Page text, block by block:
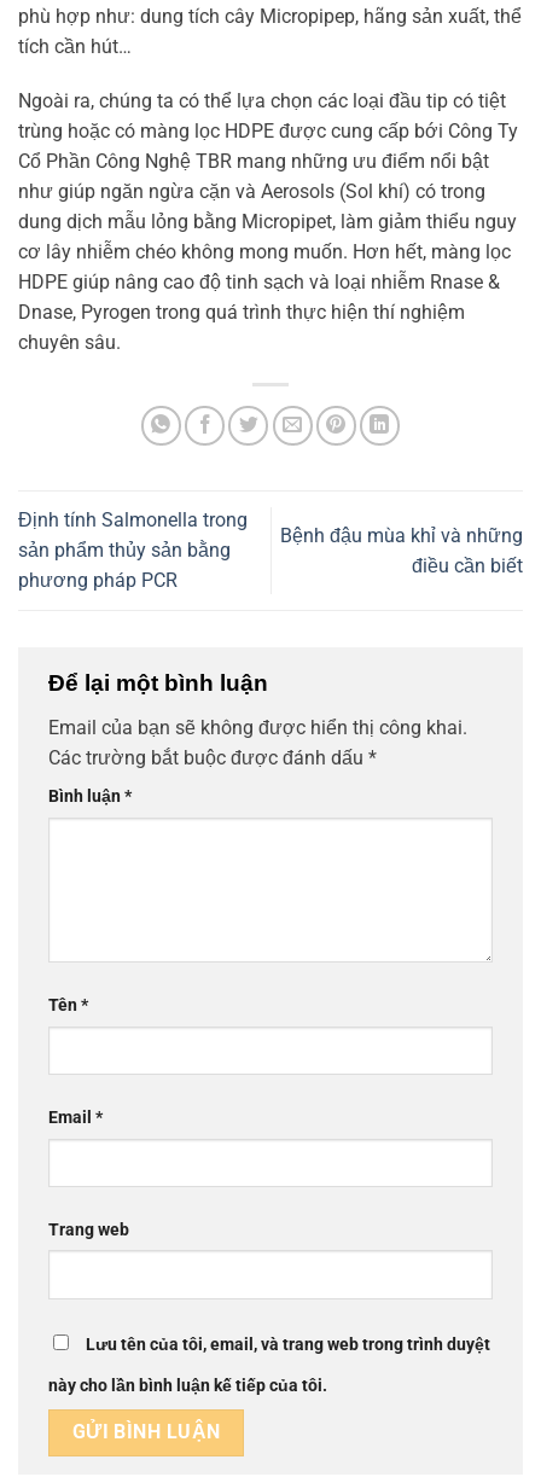
phù hợp như: dung tích cây Micropipep, hãng sản xuất, thể
tích cần hút…
Ngoài ra, chúng ta có thể lựa chọn các loại đầu tip có tiệt
trùng hoặc có màng lọc HDPE được cung cấp bới Công Ty
Cổ Phần Công Nghệ TBR mang những ưu điểm nổi bật
như giúp ngăn ngừa cặn và Aerosols (Sol khí) có trong
dung dịch mẫu lỏng bằng Micropipet, làm giảm thiểu nguy
cơ lây nhiễm chéo không mong muốn. Hơn hết, màng lọc
HDPE giúp nâng cao độ tinh sạch và loại nhiễm Rnase &
Dnase, Pyrogen trong quá trình thực hiện thí nghiệm
chuyên sâu.
Định tính Salmonella trong
sản phẩm thủy sản bằng
phương pháp PCR
Bệnh đậu mùa khỉ và những
điều cần biết
Để lại một bình luận
Email của bạn sẽ không được hiển thị công khai.
Các trường bắt buộc được đánh dấu *
Bình luận*
Tên*
Email *
Trang web
Lưu tên của tôi, email, và trang web trong trình duyệt
này cho lần bình luận kế tiếp của tôi.